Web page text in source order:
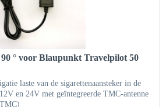
° voor Blaupunkt Travelpilot 50
laste van de sigarettenaansteker in de
en 24V met geïntegreerde TMC-antenne